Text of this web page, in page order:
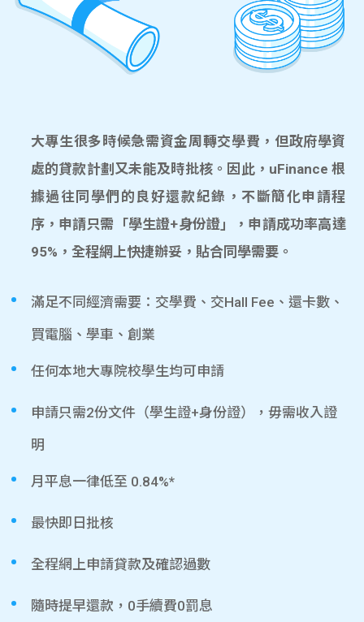
大專生很多時候急需資金周轉交學費，但政府學資
處的貸款計劃又未能及時批核。因此，uFinance 根
據過往同學們的良好還款紀錄，不斷簡化申請程
序，申請只需「學生證+身份證」，申請成功率高達
95%，全程網上快捷辦妥，貼合同學需要。
滿足不同經濟需要：交學費、交Hall Fee、還卡數、
買電腦、學車、創業
任何本地大專院校學生均可申請
申請只需2份文件（學生證+身份證），毋需收入證
明
月平息一律低至 0.84%*
最快即日批核
全程網上申請貸款及確認過數
隨時提早還款，0手續費0罰息